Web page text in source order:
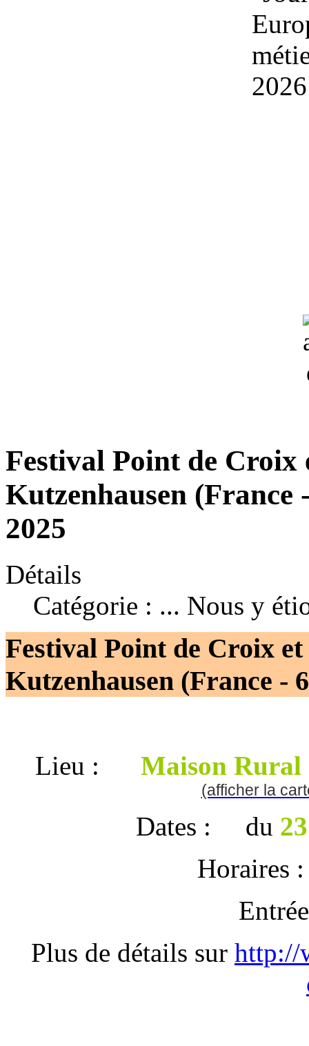
Festival Point de Croix
Kutzenhausen (France
2025
Détails
Catégorie : ... Nous y
Festival Point de Croix
Kutzenhausen (France -
Lieu : Maison Rural
(afficher la
Dates : du
Horaires
Plus de détails sur http://